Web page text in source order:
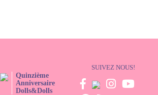
Quinzième
Anniversaire
Dolls&Dolls
SUIVEZ NOUS!